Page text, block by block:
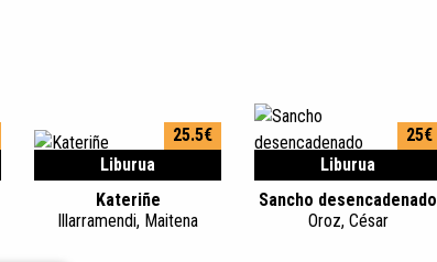
Liburua
25.5€
Kateriñe
Illarramendi, Maitena
Liburua
25€
Sancho desencadenado
Oroz, César